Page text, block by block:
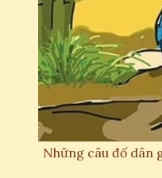
Những câu đố dân